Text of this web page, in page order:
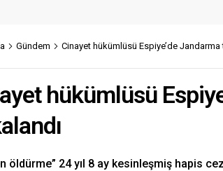
Gündem Cinayet hükümlüsü Espiye’de Jandarma
hükümlüsü
öldürme” 24 yıl 8 ay kesinleşmiş hapis